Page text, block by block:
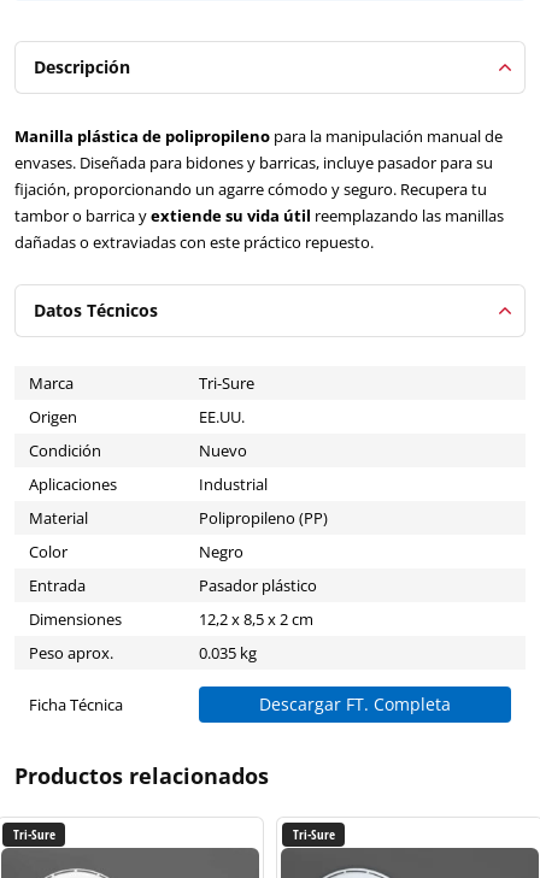
Descripción
Manilla plástica de polipropileno para la manipulación manual de
envases. Diseñada para bidones y barricas, incluye pasador para su
fijación, proporcionando un agarre cómodo y seguro. Recupera tu
tambor o barrica yextiende su vida útil reemplazando las manillas
dañadas o extraviadas con este práctico repuesto.
Datos Técnicos
Marca
Tri-Sure
Origen
EE.UU.
Condición
Nuevo
Aplicaciones
Industrial
Material
Polipropileno (PP)
Color
Negro
Entrada
Pasador plástico
Dimensiones
12,2 x 8,5 x 2 cm
Peso aprox.
0.035 kg
Ficha Técnica Descargar FT. Completa
Productos relacionados
Tri-Sure Tri-Sure